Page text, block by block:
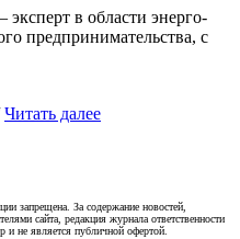
в области энерго-
предпринимательства, с
Читать далее
запрещена. За содержание новостей,
сайта, редакция журнала ответственности
и не является публичной офертой.